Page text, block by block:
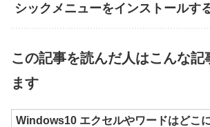
シックメニューをインストールす
この記事を読んだ人はこんな記
ます
Windows10 エクセルやワードはどこ